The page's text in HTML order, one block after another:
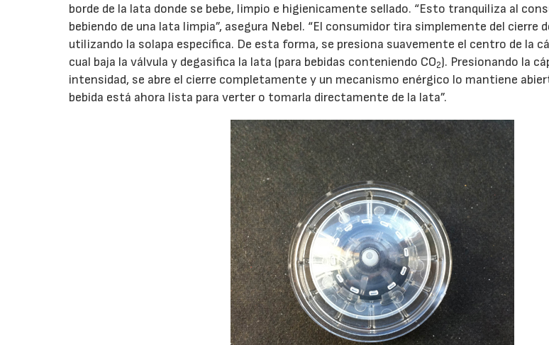
borde de la lata donde se bebe, limpio e higienicamente sellado. “Esto tranquiliza al
bebiendo de una lata limpia”, asegura Nebel. “El consumidor tira simplemente del cierre
utilizando la solapa específica. De esta forma, se presiona suavemente el centro de la
cual baja la válvula y degasifica la lata (para bebidas conteniendo CO2). Presionando la
intensidad, se abre el cierre completamente y un mecanismo enérgico lo mantiene
bebida está ahora lista para verter o tomarla directamente de la lata”.